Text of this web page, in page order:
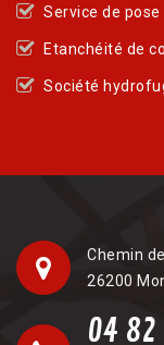
Service de
Etanchéité de
Société
Chemin
26200
04